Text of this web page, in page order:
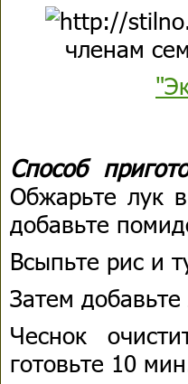
членам
Способ
Обжарьте лук
добавьте
Всыпьте рис и
Затем
Чеснок
готовьте 10